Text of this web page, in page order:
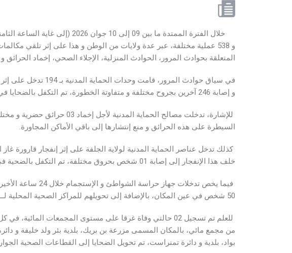
و 538 عملية مختلفة، عبر عدة ولايات من الوطن و هذا على إثر تلقي
المتعلقة بحوادث المرور، الحوادث المنزلية، الإجلاء الصحي، إخماد الحرائق و
و إصابة 246 آخرين بجروح مختلفة و متفاوتة الخطورة، تم التكفل بالضحايا في عين المكان و تحويلهم من قبل مصالحنا إلى المستشفيات المحلية.
للإشارة، تدخلت مصالح
السيطرة على هذه الحرائق و منع إنتشارها إلى باقي الأماكن المجاورة.
كذلك تدخل عناصر الحماية المدنية لولاية الجلفة على إثر إنفجار قارورة
خلف هذا الإنفجار إلى إصابة 01 شخص بحروق مختلفة، تم التكفل بالضحية في عين المكان و تحويله من قبل مصالحنا إلى المستشفى المحلي.
50 شخص في عين المكان، بالإضافة إلى تحويلهم للمراكز الصحية المحلية لـــ 08 أشخاص، بدون تسجيل وفيات غرقا بشواطئ البحر خلال نفس الفترة.
بواد، بلدية و دائرة تمنراست، تم تحويل الضحايا إلى القطاعات الصحية